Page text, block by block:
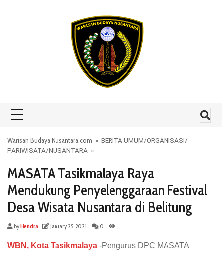
Warisan Budaya Nusantara.com » BERITA UMUM/ORGANISASI/
PARIWISATA/NUSANTARA »
MASATA Tasikmalaya Raya
Mendukung Penyelenggaraan Festival
Desa Wisata Nusantara di Belitung
byHendra January 25, 2021 0
WBN, Kota Tasikmalaya -Pengurus DPC MASATA